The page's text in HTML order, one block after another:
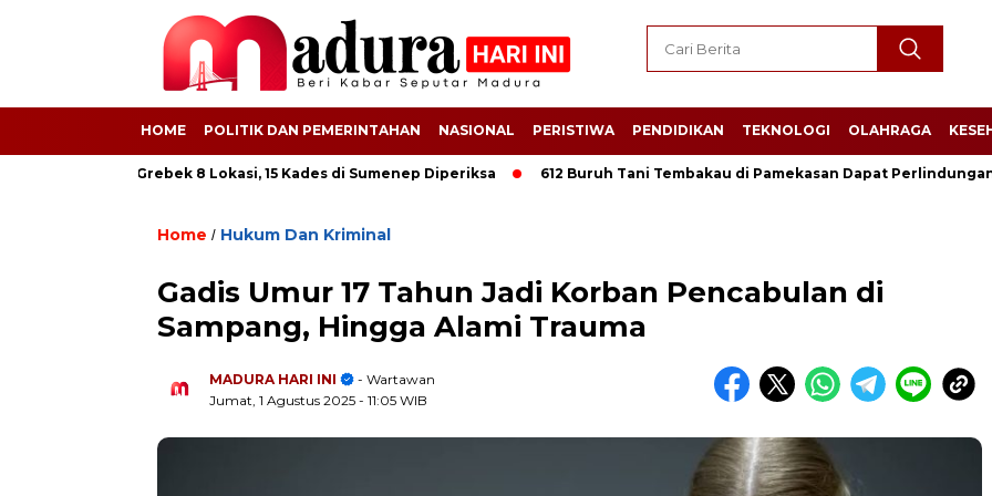
HOME POLITIK DAN PEMERINTAHAN NASIONAL PERISTIWA PENDIDIKAN TEKNOLOGI OLAHRAGA
Kejati Grebek 8 Lokasi, 15 Kades di Sumenep Diperiksa 612 Buruh Tani Tembakau di Pamekasan Dapat Perlindungan
Home / Hukum Dan Kriminal
Gadis Umur 17 Tahun Jadi Korban Pencabulan di
Sampang, Hingga Alami Trauma
MADURA HARI INI
- Wartawan
Jumat, 1 Agustus 2025 - 11:05 WIB